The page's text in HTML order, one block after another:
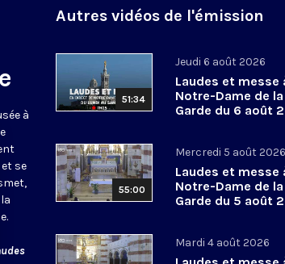
à
se
Autres vidéos de l'émission
51:34
Jeudi 6 août 2026
Laudes et messe
Notre-Dame de la
Garde du 6 août
55:00
Mercredi 5 août 2026
Laudes et messe
Notre-Dame de la
Garde du 5 août
Mardi 4 août 2026